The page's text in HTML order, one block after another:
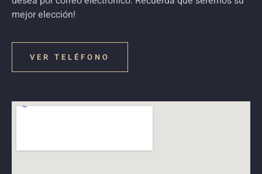
mejor elección!
VER TELÉFONO